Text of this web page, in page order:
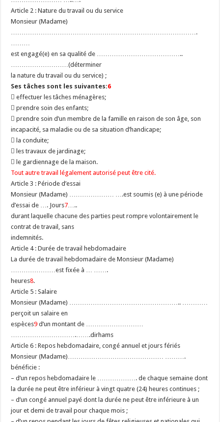
Article 2 : Nature du travail ou du service
Monsieur (Madame)
…………………………………………………………………………….
………
est engagé(e) en sa qualité de …………………………………..
………………………(déterminer
la nature du travail ou du service) ;
Ses tâches sont les suivantes:6
 effectuer les tâches ménagères;
 prendre soin des enfants;
 prendre soin d’un membre de la famille en raison de son âge, son
incapacité, sa maladie ou de sa situation d’handicape;
 la conduite;
 les travaux de jardinage;
 le gardiennage de la maison.
Tout autre travail légalement autorisé peut être cité.
Article 3 : Période d’essai
Monsieur (Madame) ………………… ….est soumis (e) à une période
d’essai de …. Jours7…..
durant laquelle chacune des parties peut rompre volontairement le
contrat de travail, sans
indemnités.
Article 4 : Durée de travail hebdomadaire
La durée de travail hebdomadaire de Monsieur (Madame)
…………………est fixée à … …….
heures8.
Article 5 : Salaire
Monsieur (Madame) …………………………………………….. …………
perçoit un salaire en
espèces9 d’un montant de ………………………
………………………….…….dirhams
Article 6 : Repos hebdomadaire, congé annuel et jours fériés
Monsieur (Madame)……………………………………… ……….
bénéficie :
– d’un repos hebdomadaire le ………………. de chaque semaine dont
la durée ne peut être inférieur à vingt quatre (24) heures continues ;
– d’un congé annuel payé dont la durée ne peut être inférieure à un
jour et demi de travail pour chaque mois ;